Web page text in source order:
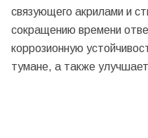
связующего акрилами и
сокращению времени
коррозионную
тумане, а также
Вместе с